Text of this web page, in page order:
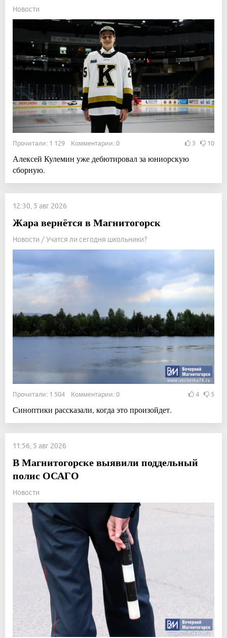
Новости
Прочитали: 1 129 Комментарии: 0 3 10
Алексей Кулемин уже дебютировал за юниорскую
сборную.
12:30, 5 авг 2026
Жара вернётся в Магнитогорск
Новости / Учатся ли сегодня школьники?
Прочитали: 1 504 Комментарии: 0 4 5
Синоптики рассказали, когда это произойдет.
11:56, 5 авг 2026
В Магнитогорске выявили поддельный
полис ОСАГО
Новости